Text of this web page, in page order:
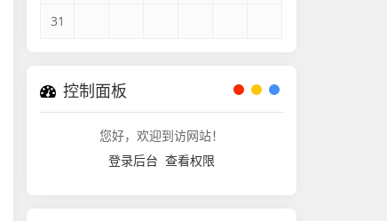
31
控制面板
您好，欢迎到访网站！
登录后台 查看权限